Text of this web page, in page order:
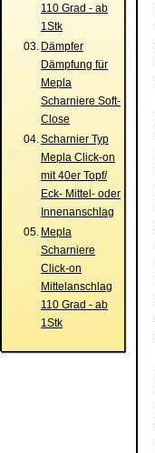
110 Grad - ab
1Stk
03. Dämpfer
Dämpfung für
Mepla
Scharniere Soft-
Close
04.Scharnier Typ
Mepla Click-on
mit 40er Topf/
Eck- Mittel- oder
Innenanschlag
05. Mepla
Scharniere
Click-on
Mittelanschlag
110 Grad - ab
1Stk